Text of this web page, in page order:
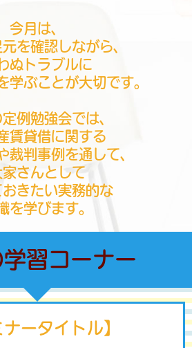
今月は、
を確認しながら、
ぬトラブルに
学ぶことが大切です。
例勉強会では、
賃貸借に関する
裁判事例を通して、
家さんとして
きたい実務的な
を学びます。
習コーナー
ナータイトル】